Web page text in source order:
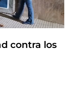
contra los